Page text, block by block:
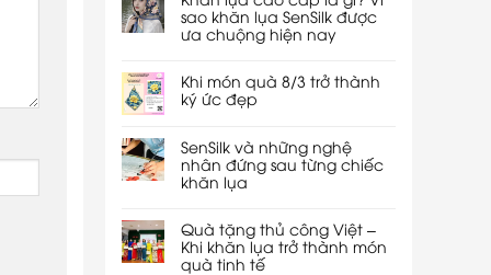
sao khăn lụa SenSilk được
ưa chuộng hiện nay
Khi món quà 8/3 trở thành
ký ức đẹp
SenSilk và những nghệ
nhân đứng sau từng chiếc
khăn lụa
Quà tặng thủ công Việt –
Khi khăn lụa trở thành món
quà tinh tế